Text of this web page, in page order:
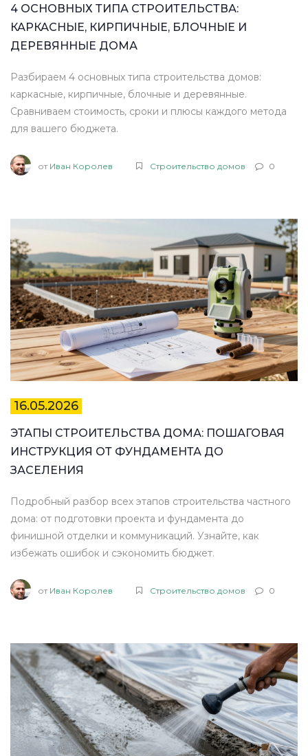
4 ОСНОВНЫХ ТИПА СТРОИТЕЛЬСТВА:
КАРКАСНЫЕ, КИРПИЧНЫЕ, БЛОЧНЫЕ И
ДЕРЕВЯННЫЕ ДОМА
Разбираем 4 основных типа строительства домов:
каркасные, кирпичные, блочные и деревянные.
Сравниваем стоимость, сроки и плюсы каждого метода
для вашего бюджета.
от Иван Королев Строительство домов 0
16.05.2026
ЭТАПЫ СТРОИТЕЛЬСТВА ДОМА: ПОШАГОВАЯ
ИНСТРУКЦИЯ ОТ ФУНДАМЕНТА ДО
ЗАСЕЛЕНИЯ
Подробный разбор всех этапов строительства частного
дома: от подготовки проекта и фундамента до
финишной отделки и коммуникаций. Узнайте, как
избежать ошибок и сэкономить бюджет.
от Иван Королев Строительство домов 0